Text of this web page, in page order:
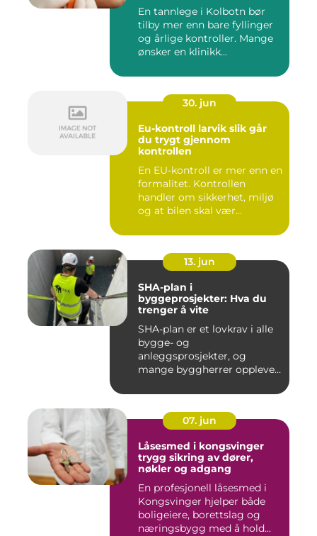
En tannlege i Kolbotn bør
tilby mer enn bare fyllinger
og årlige kontroller. Mange
ønsker en klinikk...
30. jun
Eu-kontroll larvik slik går
du trygt gjennom
kontrollen
En EU-kontroll er mer enn en
formalitet. Kontrollen
handler om sikkerhet, miljø
og at bilen skal vær...
13. jun
SHA-plan i
byggeprosjekter: Hva du
trenger å vite
SHA-plan er et lovkrav i alle
bygge- og
anleggsprosjekter, og
mange byggherrer opplever
07. jun
Låsesmed i kongsvinger
trygg sikring av dører,
nøkler og adgang
En profesjonell låsesmed i
Kongsvinger hjelper både
boligeiere, borettslag og
næringsbygg med å hold...